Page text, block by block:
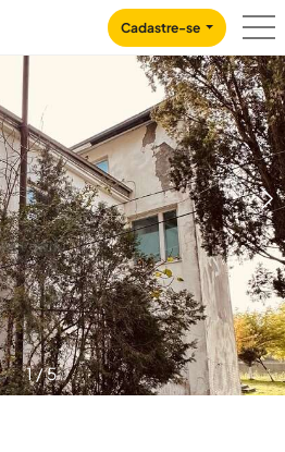
Cadastre-se
1/5